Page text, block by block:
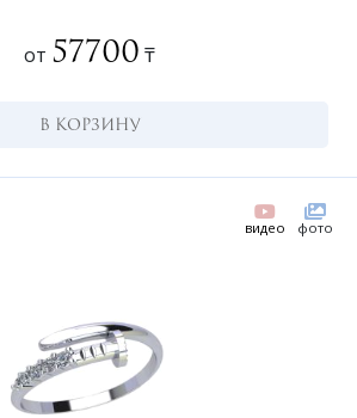
от 57700 ₸
В КОРЗИНУ
видео фото